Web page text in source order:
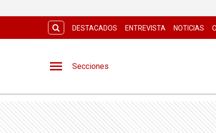
DESTACADOS ENTREVISTA NOTICIAS
Secciones